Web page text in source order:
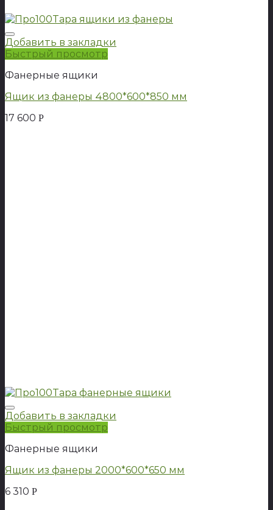
Добавить в закладки
Быстрый просмотр
Фанерные ящики
Ящик из фанеры 4800*600*850 мм
17 600 Р
Добавить в закладки
Быстрый просмотр
Фанерные ящики
Ящик из фанеры 2000*600*650 мм
6 310 Р